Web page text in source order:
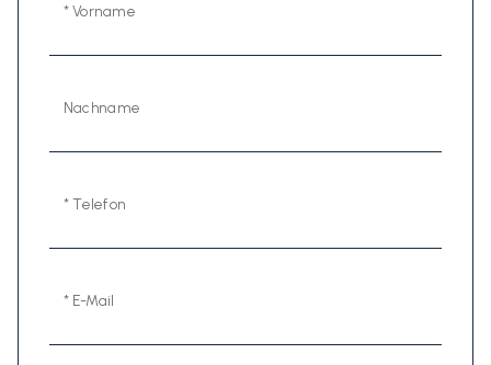
* Vorname
Nachname
* Telefon
* E-Mail